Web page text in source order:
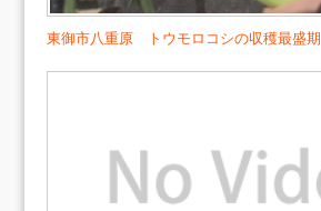
東御市八重原 トウモロコシの収穫最盛期